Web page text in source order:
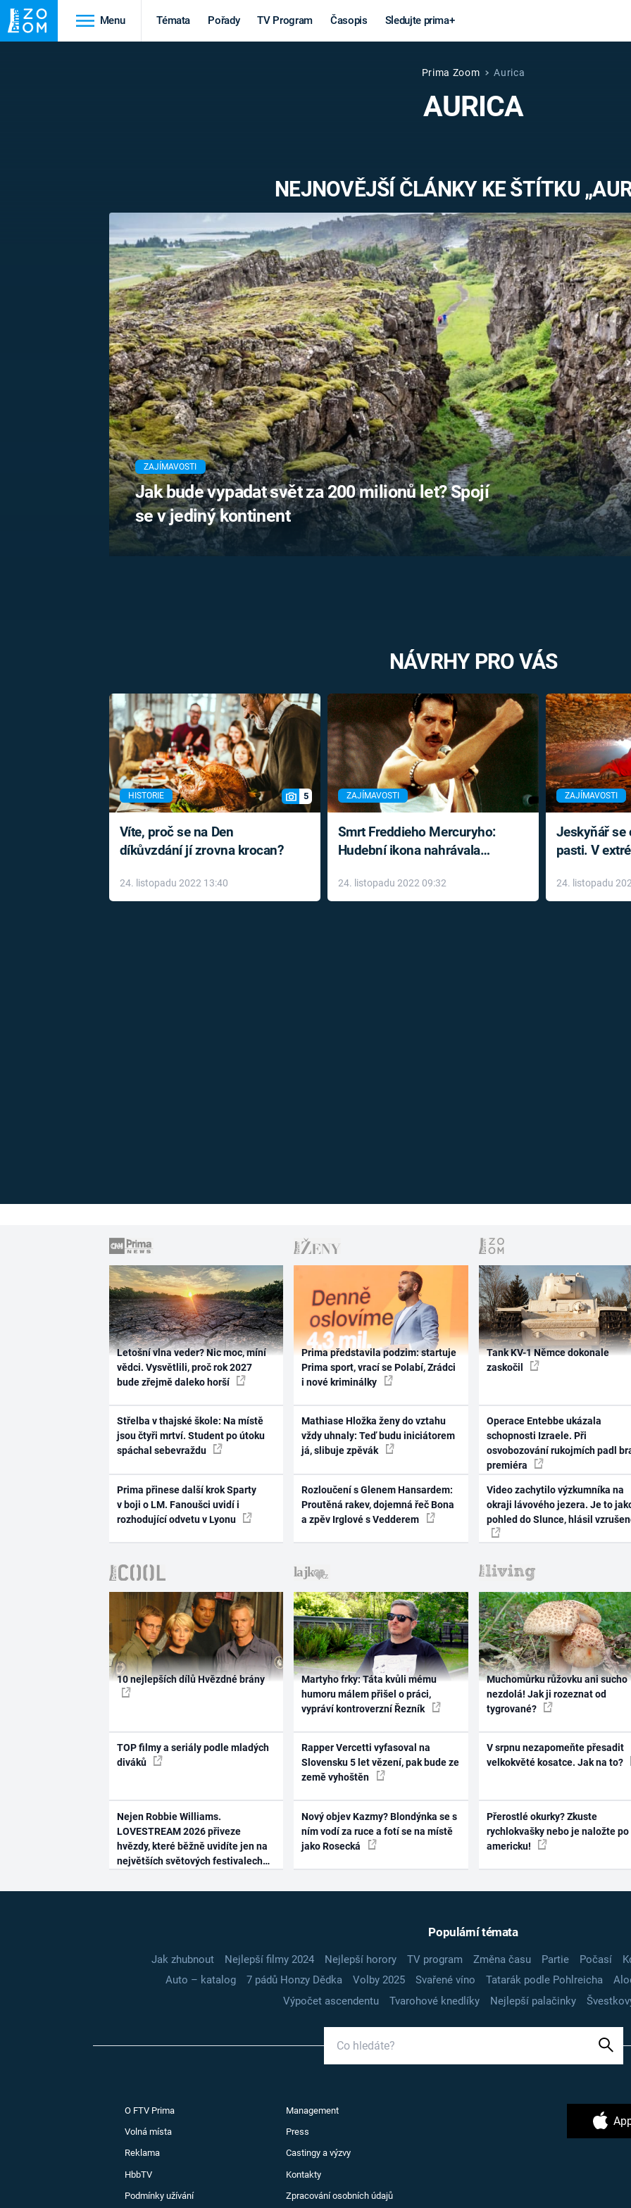
Menu Témata Pořady TV Program Časopis Sledujte prima+
STAROVĚKÝ EGYPT
Věda a
technika
MARS
VÁLEČNÉ
světová válka
PRVNÍ SVĚTOVÁ
Výročí
MARIE TEREZIE
NAPOLEON
BONAPARTE
BRITSKÁ
KRÁLOVSKÁ
RODINA
Záhady a
konspirace
UFO A
MIMOZEMŠŤANÉ
UTAJENÉ PŘÍBĚHY
ČESKÝCH DĚJIN
ALTERNATIVNÍ
HISTORIE
FILMY
REALITA
HORORY
REALITA
OPTICKÉ
KLAMY
Prima Zoom Aurica
AURICA
NEJNOVĚJŠÍ ČLÁNKY KE ŠTÍTKU
ZAJÍMAVOSTI
Jak bude vypadat svět za 200 milionů let? Spojí
se v jediný kontinent
NÁVRHY PRO VÁS
HISTORIE 5
Víte, proč se na Den
díkůvzdání jí zrovna krocan?
24. listopadu 2022 13:40
ZAJÍMAVOSTI
Smrt Freddieho Mercuryho:
Hudební ikona nahrávala
léky
24. listopadu 2022 09:32
ZAJÍMAVOSTI
Jeskyňář se
pasti. V
24. listopadu
Letošní vlna veder? Nic moc, míní
vědci. Vysvětlili, proč rok 2027
bude zřejmě daleko horší
Střelba v thajské škole: Na místě
jsou čtyři mrtví. Student po útoku
spáchal sebevraždu
Prima přinese další krok Sparty
v boji o LM. Fanoušci uvidí i
rozhodující odvetu v Lyonu
Prima představila podzim: startuje
Prima sport, vrací se Polabí, Zrádci
i nové kriminálky
Mathiase Hložka ženy do vztahu
vždy uhnaly: Teď budu iniciátorem
já, slibuje zpěvák
Rozloučení s Glenem Hansardem:
Proutěná rakev, dojemná řeč Bona
a zpěv Irglové s Vedderem
Tank KV-1 Němce dokonale
zaskočil
Operace Entebbe ukázala
schopnosti Izraele. Při
osvobozování rukojmích padl
premiéra
Video zachytilo výzkumníka na
okraji lávového jezera. Je to
pohled do Slunce, hlásil
10 nejlepších dílů Hvězdné brány
TOP filmy a seriály podle mladých
diváků
Nejen Robbie Williams.
LOVESTREAM 2026 přiveze
hvězdy, které běžně uvidíte jen na
největších světových festivalech
Martyho frky: Táta kvůli mému
humoru málem přišel o práci,
vypráví kontroverzní Řezník
Rapper Vercetti vyfasoval na
Slovensku 5 let vězení, pak bude ze
země vyhoštěn
Nový objev Kazmy? Blondýnka se s
ním vodí za ruce a fotí se na místě
jako Rosecká
Muchomůrku růžovku ani sucho
nezdolá! Jak ji rozeznat od
tygrované?
V srpnu nezapomeňte přesadit
velkokvěté kosatce. Jak na to?
Přerostlé okurky? Zkuste
rychlokvašky nebo je naložte po
americku!
Populární témata
Jak zhubnout Nejlepší filmy 2024 Nejlepší horory TV program Změna času Partie Počasí
Auto – katalog
7 pádů Honzy Dědka Volby 2025 Svařené víno Tatarák podle Pohlreicha
Výpočet ascendentu
Tvarohové knedlíky Nejlepší palačinky
O FTV Prima Management
Volná místa Press
Reklama Castingy a výzvy
HbbTV Kontakty
Podmínky užívání Zpracování osobních údajů